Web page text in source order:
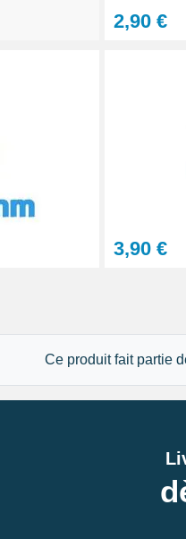
2,90 €
3,90 €
Ce produit fait partie